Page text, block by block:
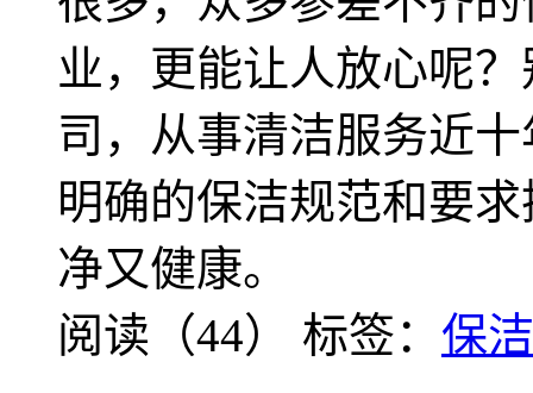
业，更能让人放心呢
司，从事清洁服务近
明确的保洁规范和要
净又健康。
阅读（44） 标签： 保